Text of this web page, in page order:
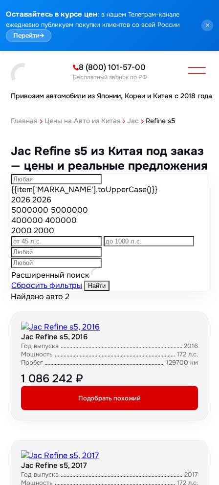
Оставайтесь в курсе цен: в нашем Телеграм-канале
ежедневно публикуем покупки клиентов со всей России
Перейти→
×
Привозим автомобили из Японии, Кореи и Китая с 2018 года
8 (800) 101-57-00
Бесплатный звонок по РФ
Главная Цены на Авто из Китая Jac Refine s5
Jac Refine s5 из Китая под заказ
— цены и реальные предложения
{{item['MARKA_NAME'].toUpperCase()}}
20262026
5000000 5000000
400000400000
20002000
Расширенный поиск
Сбросить фильтры
Найти
Найдено авто2
Jac Refine s5, 2016
Год выпуска
2016
Мощность
172 л.с.
Пробег
129700 км
1 086 242 ₽
Подобрать похожий
Jac Refine s5, 2017
Год выпуска
2017
Мощность
172 л.с.